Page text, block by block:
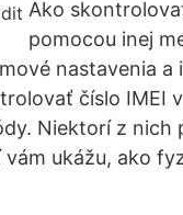
Ako
pomocou inej
nastavenia
číslo IMEI
Niektorí z nich
ukážu, ako